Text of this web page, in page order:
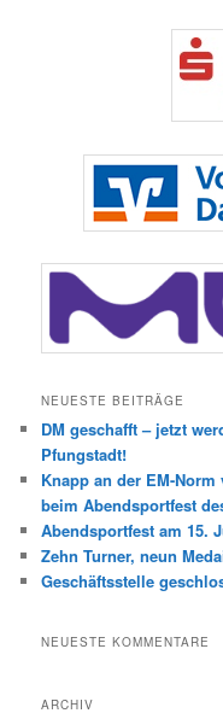
NEUESTE BEITRÄGE
DM geschafft – jetzt
Pfungstadt!
Knapp an der EM-
beim Abendsportfest
Abendsportfest am 15.
Zehn Turner, neun
Geschäftsstelle
NEUESTE KOMMENTARE
ARCHIV